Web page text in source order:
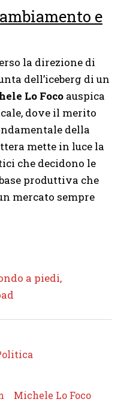
e
la direzione di
dell’iceberg di un
Lo Foco auspica
dove il merito
della
mette in luce la
che decidono le
produttiva che
mercato sempre
a piedi,
Michele Lo Foco